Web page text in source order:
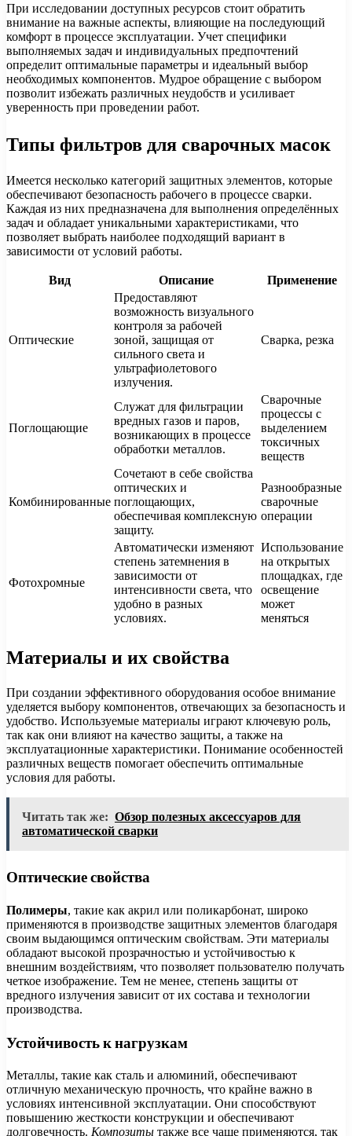
При исследовании доступных ресурсов стоит обратить
внимание на важные аспекты, влияющие на последующий
комфорт в процессе эксплуатации. Учет специфики
выполняемых задач и индивидуальных предпочтений
определит оптимальные параметры и идеальный выбор
необходимых компонентов. Мудрое обращение с выбором
позволит избежать различных неудобств и усиливает
уверенность при проведении работ.
Типы фильтров для сварочных масок
Имеется несколько категорий защитных элементов, которые
обеспечивают безопасность рабочего в процессе сварки.
Каждая из них предназначена для выполнения определённых
задач и обладает уникальными характеристиками, что
позволяет выбрать наиболее подходящий вариант в
зависимости от условий работы.
Вид Описание Применение
Оптические
Предоставляют
возможность визуального
контроля за рабочей
зоной, защищая от
сильного света и
ультрафиолетового
излучения.
Сварка, резка
Поглощающие
Служат для фильтрации
вредных газов и паров,
возникающих в процессе
обработки металлов.
Сварочные
процессы с
выделением
токсичных
веществ
Комбинированные
Сочетают в себе свойства
оптических и
поглощающих,
обеспечивая комплексную
защиту.
Разнообразные
сварочные
операции
Фотохромные
Автоматически изменяют
степень затемнения в
зависимости от
интенсивности света, что
удобно в разных
условиях.
Использование
на открытых
площадках, где
освещение
может
меняться
Материалы и их свойства
При создании эффективного оборудования особое внимание
уделяется выбору компонентов, отвечающих за безопасность и
удобство. Используемые материалы играют ключевую роль,
так как они влияют на качество защиты, а также на
эксплуатационные характеристики. Понимание особенностей
различных веществ помогает обеспечить оптимальные
условия для работы.
Читать так же: Обзор полезных аксессуаров для
автоматической сварки
Оптические свойства
Полимеры, такие как акрил или поликарбонат, широко
применяются в производстве защитных элементов благодаря
своим выдающимся оптическим свойствам. Эти материалы
обладают высокой прозрачностью и устойчивостью к
внешним воздействиям, что позволяет пользователю получать
четкое изображение. Тем не менее, степень защиты от
вредного излучения зависит от их состава и технологии
производства.
Устойчивость к нагрузкам
Металлы, такие как сталь и алюминий, обеспечивают
отличную механическую прочность, что крайне важно в
условиях интенсивной эксплуатации. Они способствуют
повышению жесткости конструкции и обеспечивают
долговечность. Композиты также все чаще применяются, так